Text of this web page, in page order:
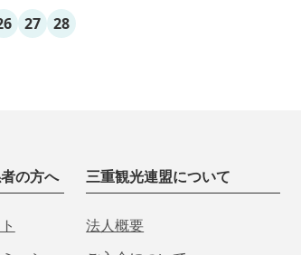
27 28
の方へ 三重観光連盟について
法人概要